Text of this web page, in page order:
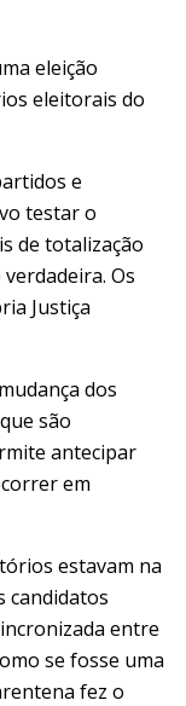
eleição
eleitorais do
e
testar o
de totalização
Os
Justiça
dos
são
antecipar
em
estavam na
candidatos
entre
se fosse uma
fez o